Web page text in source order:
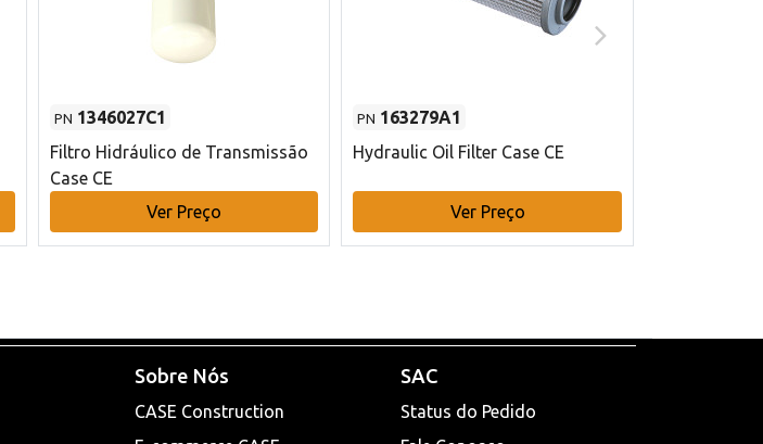
PN 1346027C1
Filtro Hidráulico de Transmissão
Case CE
Ver Preço
PN 163279A1
Hydraulic Oil Filter Case CE
Ver Preço
Sobre Nós
CASE Construction
SAC
Status do Pedido